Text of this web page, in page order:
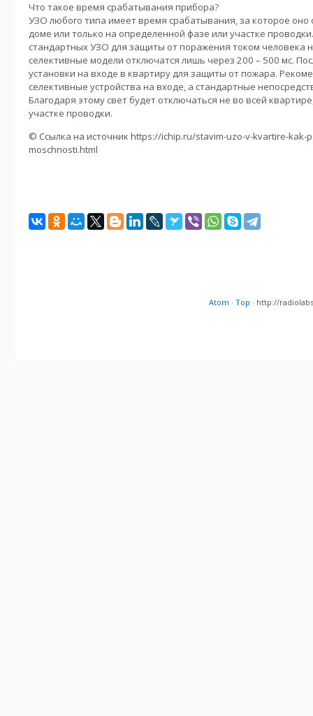
Что такое время срабатывания прибора?
УЗО любого типа имеет время срабатывания, за которое оно
доме или только на определенной фазе или участке
стандартных УЗО для защиты от поражения током человека
селективные модели отключатся лишь через 200 – 500 мс.
установки на входе в квартиру для защиты от пожара.
селективные устройства на входе, а стандартные
Благодаря этому свет будет отключаться не во всей
участке проводки.
© Ссылка на источник https://ichip.ru/stavim-uzo-v-kvartire-kak-
moschnosti.html
Atom · Top · http://